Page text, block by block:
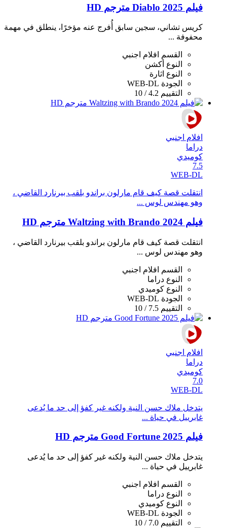
فيلم Diablo 2025 مترجم HD
كريس تشاني، سجين سابق أُفرج عنه مؤخرًا، ينطلق في مهمة
محفوفة ...
القسم
افلام اجنبي
النوع أكشن
النوع اثارة
الجودة WEB-DL
التقييم 4.2 / 10
افلام اجنبي
دراما
كوميدي
7.5
WEB-DL
انتقلت قصة كيف قام مارلون براندو بلقب بيرنارد القاضي ،
وهو مهندس لوس ...
فيلم Waltzing with Brando 2024 مترجم HD
انتقلت قصة كيف قام مارلون براندو بلقب بيرنارد القاضي ،
وهو مهندس لوس ...
القسم
افلام اجنبي
النوع دراما
النوع كوميدي
الجودة WEB-DL
التقييم 7.5 / 10
افلام اجنبي
دراما
كوميدي
7.0
WEB-DL
يتدخل ملاك حسن النية ولكنه غير كفؤ إلى حد ما يُدعى
غابرييل في حياة ...
فيلم Good Fortune 2025 مترجم HD
يتدخل ملاك حسن النية ولكنه غير كفؤ إلى حد ما يُدعى
غابرييل في حياة ...
القسم
افلام اجنبي
النوع دراما
النوع كوميدي
الجودة WEB-DL
التقييم 7.0 / 10